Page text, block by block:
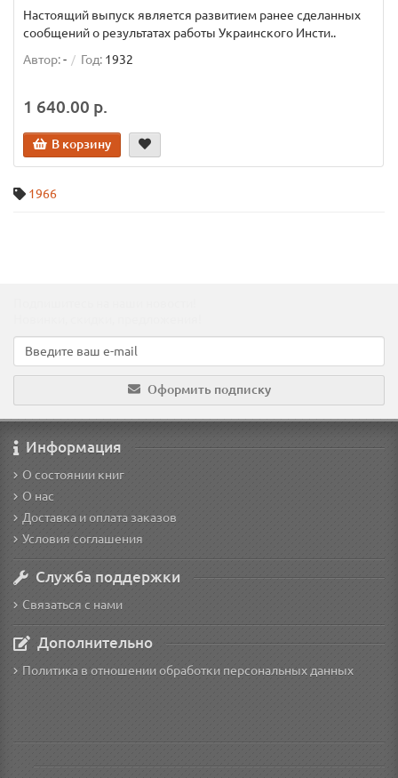
Настоящий выпуск является развитием ранее сделанных
сообщений о результатах работы Украинского Инсти..
Автор:- Год: 1932
1 640.00 р.
В корзину
1966
Оформить подписку
Информация
О состоянии книг
О нас
Доставка и оплата заказов
Условия соглашения
Служба поддержки
Связаться с нами
Дополнительно
Политика в отношении обработки персональных данных